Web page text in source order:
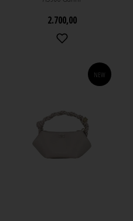
2.700,00
NEW